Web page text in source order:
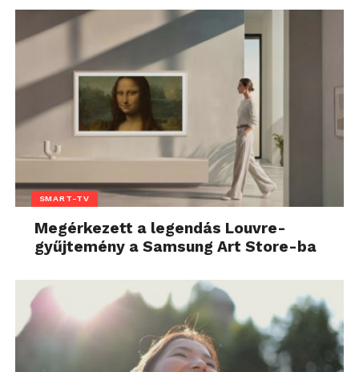
SMART-TV
Megérkezett a legendás Louvre-
gyűjtemény a Samsung Art Store-ba